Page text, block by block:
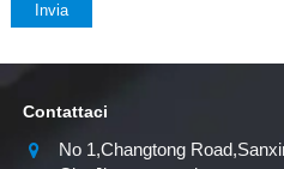
Invia
Contattaci
No 1,Changtong